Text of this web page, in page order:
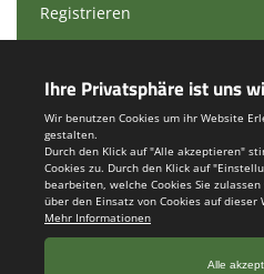
Registrieren
Teamsports 2
Dein Sportverein online